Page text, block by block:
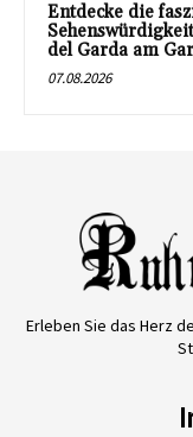
Entdecke die
del Garda am
07.08.2026
Erleben Sie das Herz